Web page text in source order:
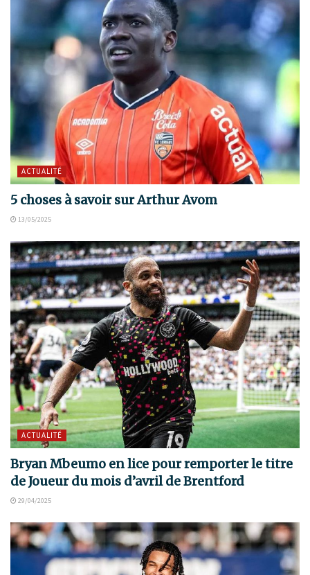
ACTUALITÉ
5 choses à savoir sur Arthur Avom
13/05/2025
ACTUALITÉ
Bryan Mbeumo en lice pour remporter le titre
de Joueur du mois d’avril de Brentford
29/04/2025